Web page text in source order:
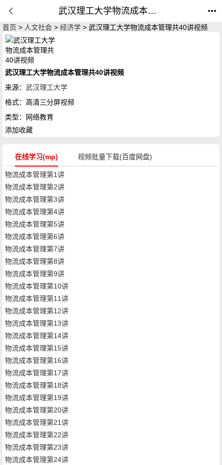
武汉理工大学物流成本管理共40讲视频_由黄花叶主讲网络教育_公开课网
首页 > 人文社会 > 经济学 > 武汉理工大学物流成本管理共40讲视频
武汉理工大学物流成本管理共40讲视频
来源： 武汉理工大学
格式： 高清三分屏视频
类型：
网络教育
添加收藏
在线学习(mp) 视频批量下载(百度网盘)
物流成本管理第1讲
物流成本管理第2讲
物流成本管理第3讲
物流成本管理第4讲
物流成本管理第5讲
物流成本管理第6讲
物流成本管理第7讲
物流成本管理第8讲
物流成本管理第9讲
物流成本管理第10讲
物流成本管理第11讲
物流成本管理第12讲
物流成本管理第13讲
物流成本管理第14讲
物流成本管理第15讲
物流成本管理第16讲
物流成本管理第17讲
物流成本管理第18讲
物流成本管理第19讲
物流成本管理第20讲
物流成本管理第21讲
物流成本管理第22讲
物流成本管理第23讲
物流成本管理第24讲